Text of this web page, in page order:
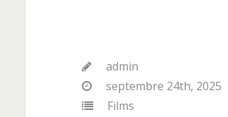
admin
septembre 24th, 2025
Films